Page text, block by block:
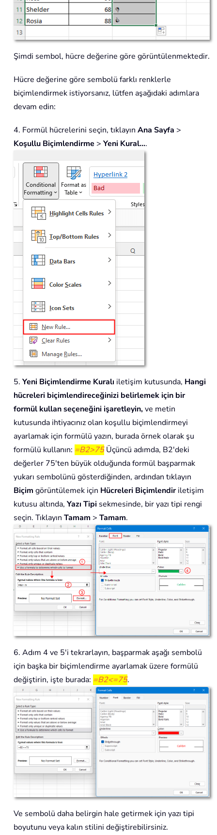
Şimdi sembol, hücre değerine göre görüntülenmektedir.
Hücre değerine göre sembolü farklı renklerle
biçimlendirmek istiyorsanız, lütfen aşağıdaki adımlara
devam edin:
4. Formül hücrelerini seçin, tıklayın Ana Sayfa >
Koşullu Biçimlendirme > Yeni Kural....
5. Yeni Biçimlendirme Kuralı iletişim kutusunda, Hangi
hücreleri biçimlendireceğinizi belirlemek için bir
formül kullan seçeneğini işaretleyin,ve metin
kutusunda ihtiyacınız olan koşullu biçimlendirmeyi
ayarlamak için formülü yazın, burada örnek olarak şu
formülü kullanın: =B2>75Üçüncü adımda, B2'deki
değerler 75'ten büyük olduğunda formül başparmak
yukarı sembolünü gösterdiğinden, ardından tıklayın
Biçim görüntülemek için Hücreleri Biçimlendiriletişim
kutusu altında, Yazı Tipi sekmesinde, bir yazı tipi rengi
seçin. Tıklayın Tamam > Tamam.
6. Adım 4 ve 5'i tekrarlayın, başparmak aşağı sembolü
için başka bir biçimlendirme ayarlamak üzere formülü
değiştirin, işte burada: =B2<=75.
Ve sembolü daha belirgin hale getirmek için yazı tipi
boyutunu veya kalın stilini değiştirebilirsiniz.